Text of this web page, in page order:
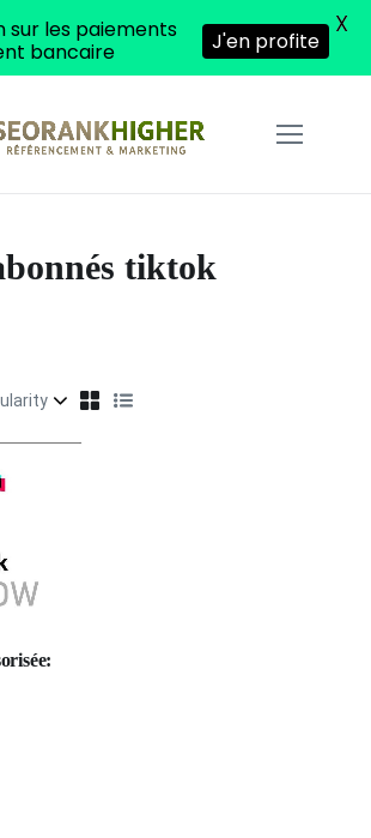
tiktok
sur les paiements
bancaire
J'en profite
X